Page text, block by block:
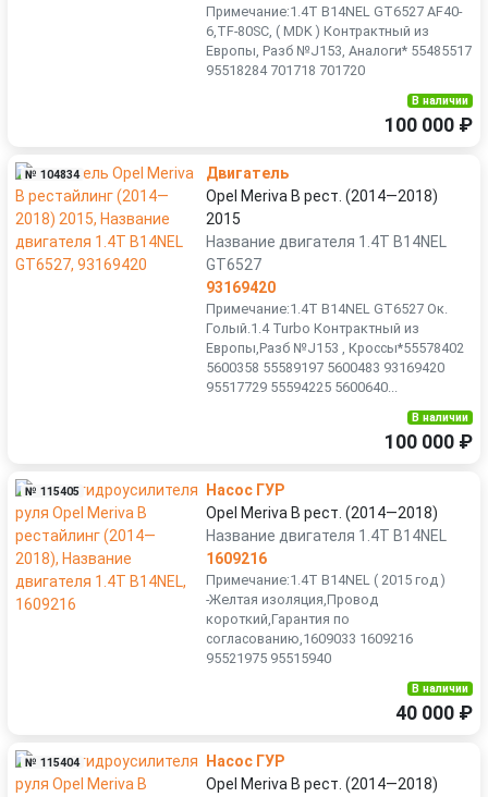
Примечание:1.4T B14NEL GT6527 AF40-
6,TF-80SC, ( MDK ) Контрактный из
Европы, Разб №J153, Аналоги* 55485517
95518284 701718 701720
В наличии
100 000 ₽
№ 104834
Двигатель
Opel Meriva B рест. (2014—2018)
2015
Название двигателя 1.4T B14NEL
GT6527
93169420
Примечание:1.4T B14NEL GT6527 Ок.
Голый.1.4 Turbo Контрактный из
Европы,Разб №J153 , Кроссы*55578402
5600358 55589197 5600483 93169420
95517729 55594225 5600640...
В наличии
100 000 ₽
№ 115405
Насос ГУР
Opel Meriva B рест. (2014—2018)
Название двигателя 1.4T B14NEL
1609216
Примечание:1.4T B14NEL ( 2015 год )
-Желтая изоляция,Провод
короткий,Гарантия по
согласованию,1609033 1609216
95521975 95515940
В наличии
40 000 ₽
№ 115404
Насос ГУР
Opel Meriva B рест. (2014—2018)